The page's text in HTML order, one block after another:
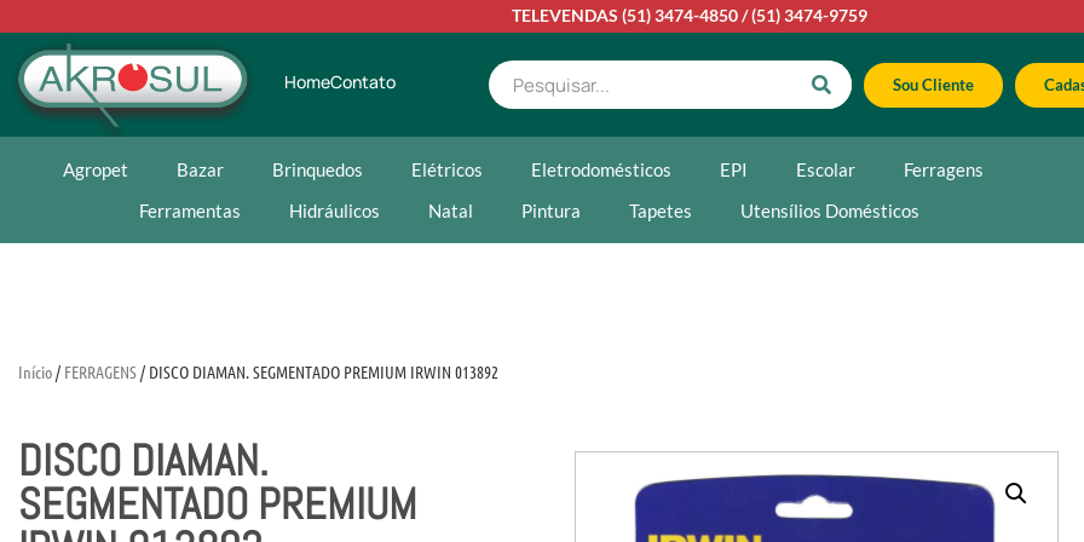
TELEVENDAS (51) 3474-4850/(51) 3474-9759
HomeContato Sou Cliente
Agropet Bazar Brinquedos Elétricos Eletrodomésticos EPI Escolar
Ferragens
Ferramentas
Hidráulicos Natal Pintura Tapetes Utensílios Domésticos
Início/ FERRAGENS/ DISCO DIAMAN. SEGMENTADO PREMIUM IRWIN 013892
DISCO DIAMAN.
SEGMENTADO PREMIUM